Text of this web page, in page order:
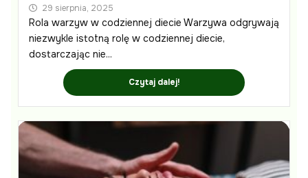
29 sierpnia, 2025
Rola warzyw w codziennej diecie Warzywa odgrywają
niezwykle istotną rolę w codziennej diecie,
dostarczając nie...
Czytaj dalej!